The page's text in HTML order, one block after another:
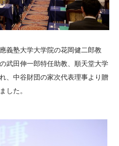
義塾大学大学院の花岡健二郎教
武田伸一郎特任助教、順天堂大学
、中谷財団の家次代表理事より贈
した。